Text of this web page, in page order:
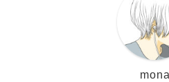
mona